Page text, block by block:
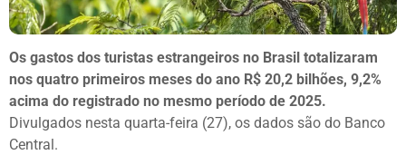
Os gastos dos turistas estrangeiros no Brasil totalizaram
nos quatro primeiros meses do ano R$ 20,2 bilhões, 9,2%
acima do registrado no mesmo período de 2025.
Divulgados nesta quarta-feira (27), os dados são do Banco
Central.